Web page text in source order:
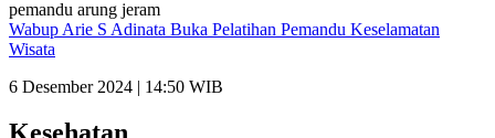
Wabup Arie S Adinata Buka Pelatihan Pemandu Keselamatan
Wisata
6 Desember 2024 | 14:50 WIB